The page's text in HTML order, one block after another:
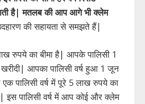
है| मतलब की आप आगे भी क्लेम
की सहायता से समझते हैं|
रुपये का बीमा है| आपके पालिसी 1
आपका पालिसी वर्ष हुआ 1 जून
पालिसी वर्ष में पूरे 5 लाख रुपये का
पालिसी वर्ष में आप कोई और क्लेम